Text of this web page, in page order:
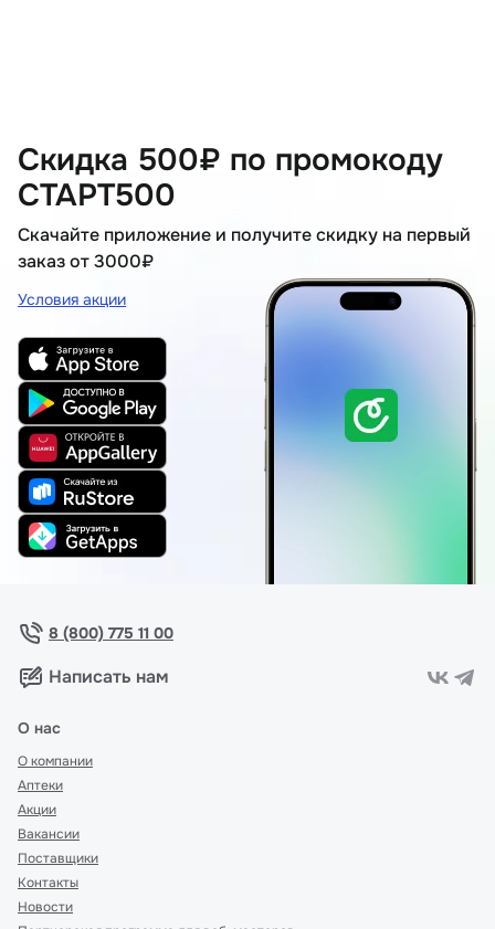
Скидка 500₽ по промокоду
СТАРТ500
Скачайте приложение и получите скидку на первый
заказ от 3000₽
Условия акции
8 (800) 775 11 00
Написать нам
О нас
О компании
Аптеки
Акции
Вакансии
Поставщики
Контакты
Новости